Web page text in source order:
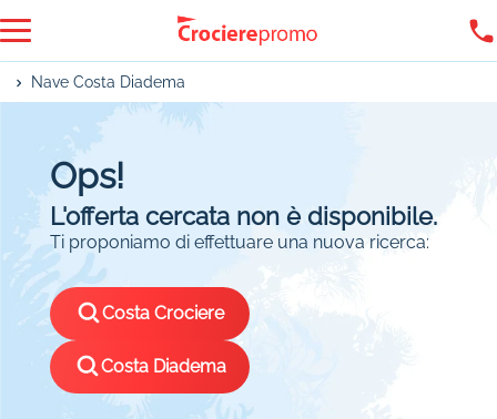
Nave Costa Diadema
Ops!
L'offerta cercata non è disponibile.
Ti proponiamo di effettuare una nuova ricerca:
Costa Crociere
Costa Diadema